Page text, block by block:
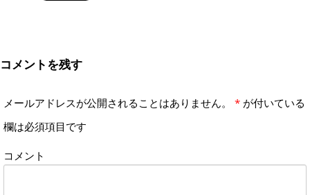
コメントを残す
メールアドレスが公開されることはありません。 * が付いている
欄は必須項目です
コメント